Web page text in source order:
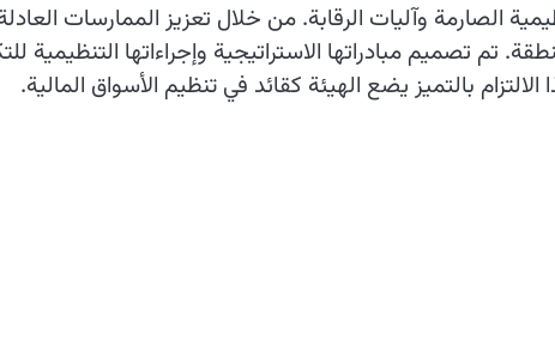
الصارمة وآليات الرقابة. من خلال تعزيز الممارسات
تم تصميم مبادراتها الاستراتيجية وإجراءاتها التنظيمية
بالتميز يضع الهيئة كقائد في تنظيم الأسواق المالية.